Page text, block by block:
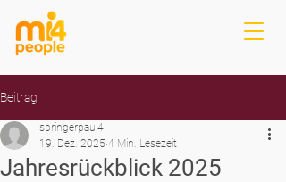
Beitrag
Jahresrückblick 2025
springerpaul4
19. Dez. 2025 4 Min. Lesezeit